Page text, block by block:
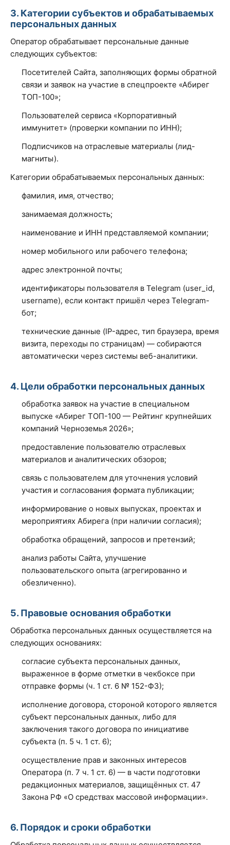
3. Категории субъектов и обрабатываемых
персональных данных
Оператор обрабатывает персональные данные
следующих субъектов:
Посетителей Сайта, заполняющих формы обратной
связи и заявок на участие в спецпроекте «Абирег
ТОП-100»;
Пользователей сервиса «Корпоративный
иммунитет» (проверки компании по ИНН);
Подписчиков на отраслевые материалы (лид-
магниты).
Категории обрабатываемых персональных данных:
фамилия, имя, отчество;
занимаемая должность;
наименование и ИНН представляемой компании;
номер мобильного или рабочего телефона;
адрес электронной почты;
идентификаторы пользователя в Telegram (user_id,
username), если контакт пришёл через Telegram-
бот;
технические данные (IP-адрес, тип браузера, время
визита, переходы по страницам) — собираются
автоматически через системы веб-аналитики.
4. Цели обработки персональных данных
обработка заявок на участие в специальном
выпуске «Абирег ТОП-100 — Рейтинг крупнейших
компаний Черноземья 2026»;
предоставление пользователю отраслевых
материалов и аналитических обзоров;
связь с пользователем для уточнения условий
участия и согласования формата публикации;
информирование о новых выпусках, проектах и
мероприятиях Абирега (при наличии согласия);
обработка обращений, запросов и претензий;
анализ работы Сайта, улучшение
пользовательского опыта (агрегированно и
обезличенно).
5. Правовые основания обработки
Обработка персональных данных осуществляется на
следующих основаниях:
согласие субъекта персональных данных,
выраженное в форме отметки в чекбоксе при
отправке формы (ч. 1 ст. 6 № 152-ФЗ);
исполнение договора, стороной которого является
субъект персональных данных, либо для
заключения такого договора по инициативе
субъекта (п. 5 ч. 1 ст. 6);
осуществление прав и законных интересов
Оператора (п. 7 ч. 1 ст. 6) — в части подготовки
редакционных материалов, защищённых ст. 47
Закона РФ «О средствах массовой информации».
6. Порядок и сроки обработки